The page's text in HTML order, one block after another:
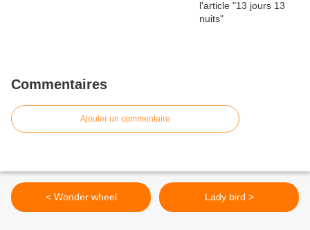
Commentaires
Ajouter un commentaire
< Wonder wheel Lady bird >